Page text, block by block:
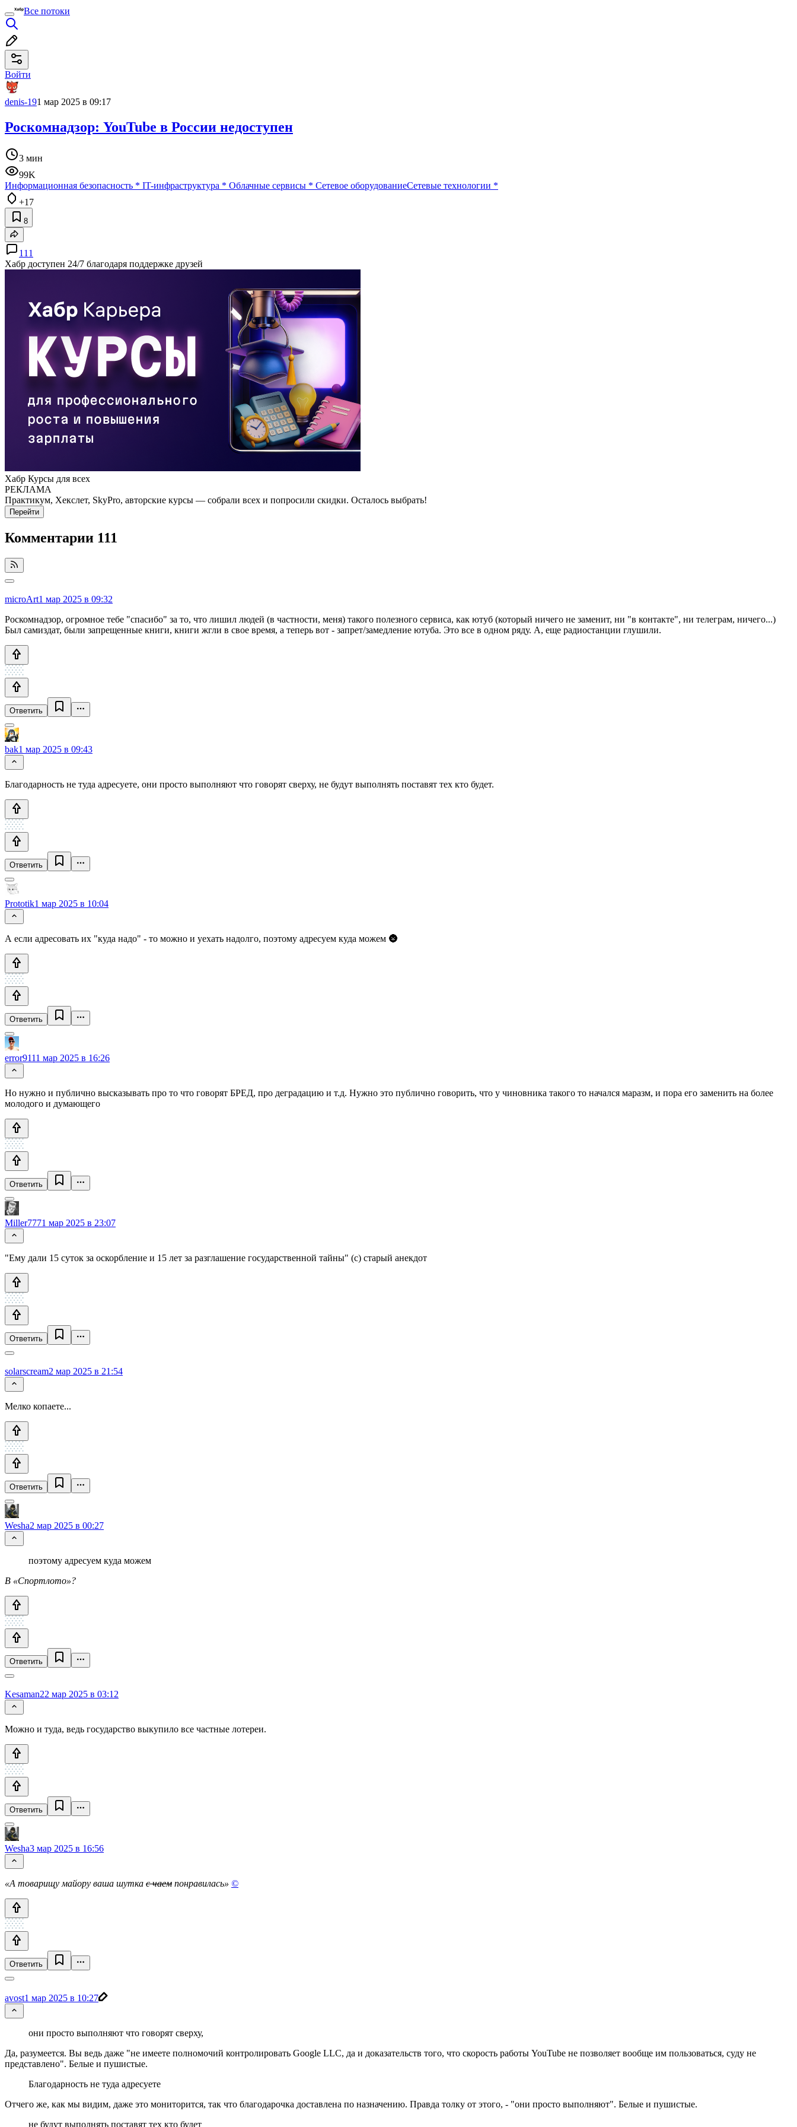
Все потоки
Войти
denis-191 мар 2025 в 09:17
Роскомнадзор: YouTube в России недоступен
3 мин
99K
Информационная безопасность * IT-инфраструктура * Облачные сервисы * Сетевое оборудованиеСетевые технологии *
+17
8
111
Хабр доступен 24/7 благодаря поддержке друзей
Хабр Курсы для всех
РЕКЛАМА
Практикум, Хекслет, SkyPro, авторские курсы — собрали всех и попросили скидки. Осталось выбрать!
Перейти
Комментарии 111
microArt1 мар 2025 в 09:32
Роскомнадзор, огромное тебе "спасибо" за то, что лишил людей (в частности, меня) такого полезного сервиса, как ютуб (который ничего не заменит, ни "в контакте", ни телеграм, ничего...)
Был самиздат, были запрещенные книги, книги жгли в свое время, а теперь вот - запрет/замедление ютуба. Это все в одном ряду. А, еще радиостанции глушили.
Ответить
bak1 мар 2025 в 09:43
Благодарность не туда адресуете, они просто выполняют что говорят сверху, не будут выполнять поставят тех кто будет.
Ответить
Prototik1 мар 2025 в 10:04
А если адресовать их "куда надо" - то можно и уехать надолго, поэтому адресуем куда можем 🌚
Ответить
error9111 мар 2025 в 16:26
Но нужно и публично высказывать про то что говорят БРЕД, про деградацию и т.д. Нужно это публично говорить, что у чиновника такого то начался маразм, и пора его заменить на более
молодого и думающего
Ответить
Miller7771 мар 2025 в 23:07
"Ему дали 15 суток за оскорбление и 15 лет за разглашение государственной тайны" (с) старый анекдот
Ответить
solarscream2 мар 2025 в 21:54
Мелко копаете...
Ответить
Wesha2 мар 2025 в 00:27
поэтому адресуем куда можем
В «Спортлото»?
Ответить
Kesaman22 мар 2025 в 03:12
Можно и туда, ведь государство выкупило все частные лотереи.
Ответить
Wesha3 мар 2025 в 16:56
«А товарищу майору ваша шутка с чаем понравилась» ©
Ответить
avost1 мар 2025 в 10:27
они просто выполняют что говорят сверху,
Да, разумеется. Вы ведь даже "не имеете полномочий контролировать Google LLC, да и доказательств того, что скорость работы YouTube не позволяет вообще им пользоваться, суду не
представлено". Белые и пушистые.
Благодарность не туда адресуете
Отчего же, как мы видим, даже это мониторится, так что благодарочка доставлена по назначению. Правда толку от этого, - "они просто выполняют". Белые и пушистые.
не будут выполнять поставят тех кто будет